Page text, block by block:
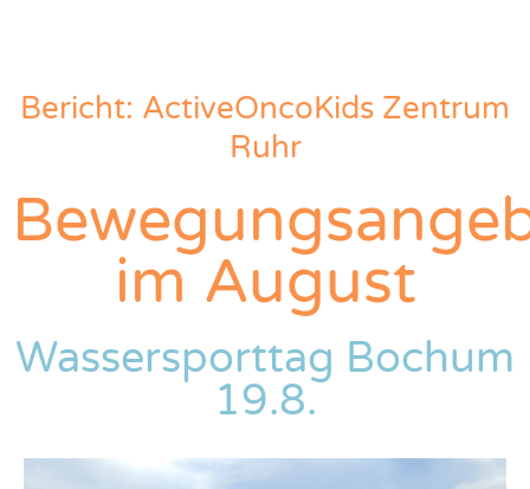
Bericht: ActiveOncoKids Zentrum
Ruhr
im August
Wassersporttag Bochum
19.8.